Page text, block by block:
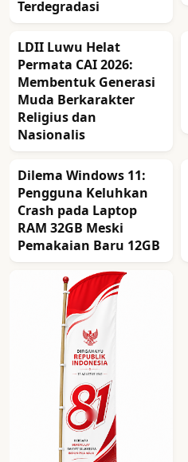
Terdegradasi
LDII Luwu Helat
Permata CAI 2026:
Membentuk Generasi
Muda Berkarakter
Religius dan
Nasionalis
Dilema Windows 11:
Pengguna Keluhkan
Crash pada Laptop
RAM 32GB Meski
Pemakaian Baru 12GB